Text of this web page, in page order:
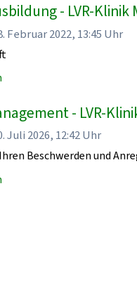
- LVR-
Februar 2022, 13:45 Uhr
- LVR-
Juli 2026, 12:42 Uhr
Beschwerden und